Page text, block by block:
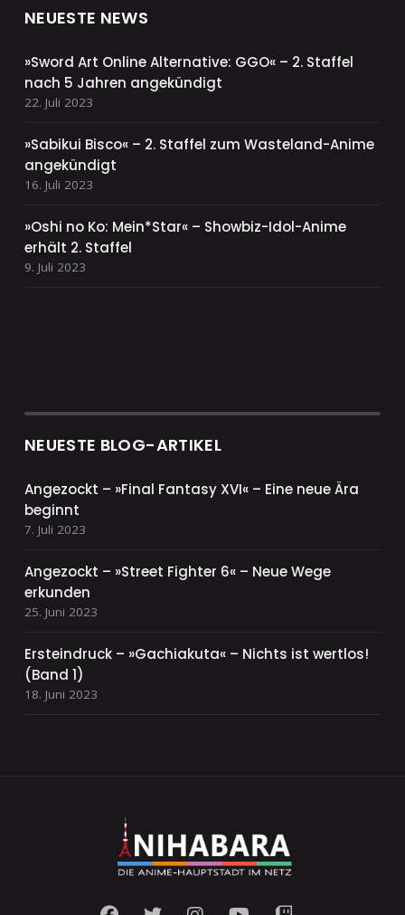
NEUESTE NEWS
»Sword Art Online Alternative: GGO« – 2. Staffel
nach 5 Jahren angekündigt
22. Juli 2023
»Sabikui Bisco« – 2. Staffel zum Wasteland-Anime
angekündigt
16. Juli 2023
»Oshi no Ko: Mein*Star« – Showbiz-Idol-Anime
erhält 2. Staffel
9. Juli 2023
NEUESTE BLOG-ARTIKEL
Angezockt – »Final Fantasy XVI« – Eine neue Ära
beginnt
7. Juli 2023
Angezockt – »Street Fighter 6« – Neue Wege
erkunden
25. Juni 2023
Ersteindruck – »Gachiakuta« – Nichts ist wertlos!
(Band 1)
18. Juni 2023